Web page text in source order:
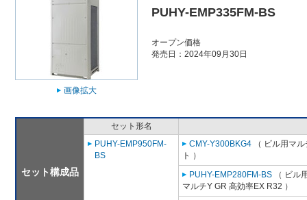
画像拡大
PUHY-EMP335FM-BS
オープン価格
発売日：2024年09月30日
セット構成品
セット形名
PUHY-EMP950FM-
BS
CMY-Y300BKG4 （ ビル用マ
ト ）
PUHY-EMP280FM-BS （ ビル
マルチY GR 高効率EX R32 ）